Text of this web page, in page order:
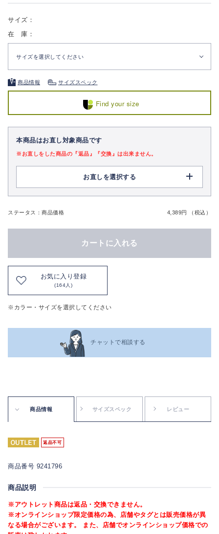
サイズ：
在 庫：
サイズを選択してください
商品情報 サイズスペック
Find your size
本商品はお直し対象商品です
※お直しをした商品の『返品』『交換』は出来ません。
お直しを選択する
ステータス：商品価格 4,389円 （税込）
カートに入れる
お気に入り登録
(164人)
※カラー・サイズを選択してください
チャットで相談する
商品情報 サイズスペック レビュー
返品不可
商品番号 9241796
商品説明
※アウトレット商品は返品・交換できません。
※オンラインショップ限定価格の為、店舗やタグとは販売価格が異
なる場合がございます。 また、店舗でオンラインショップ価格での